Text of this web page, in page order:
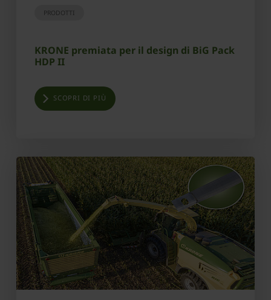
PRODOTTI
KRONE premiata per il design di BiG Pack
HDP II
SCOPRI DI PIÙ